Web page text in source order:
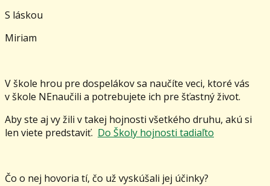
S láskou
Miriam
V škole hrou pre dospelákov sa naučíte veci, ktoré vás
v škole NEnaučili a potrebujete ich pre šťastný život.
Aby ste aj vy žili v takej hojnosti všetkého druhu, akú si
len viete predstaviť. Do Školy hojnosti tadiaľto
Čo o nej hovoria tí, čo už vyskúšali jej účinky?